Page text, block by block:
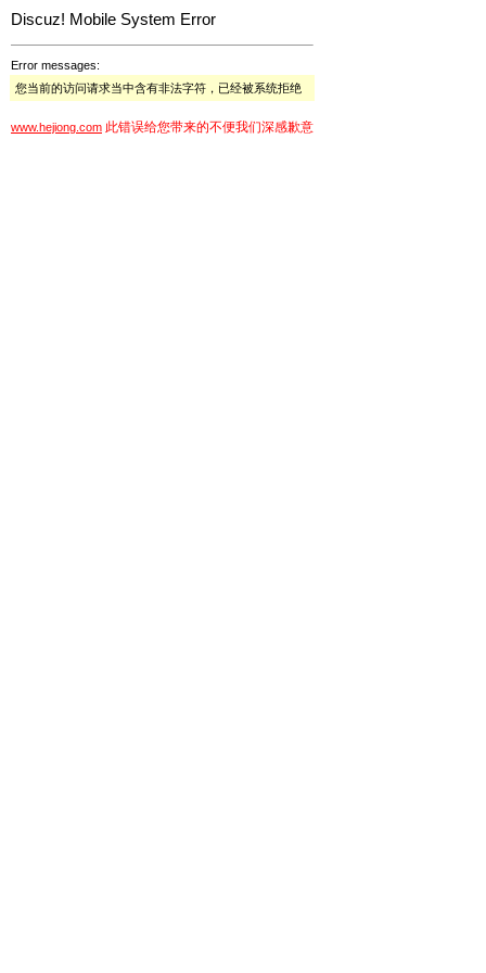
Discuz! Mobile System Error
Error messages:
您当前的访问请求当中含有非法字符，已经被系统拒绝
www.hejiong.com 此错误给您带来的不便我们深感歉意